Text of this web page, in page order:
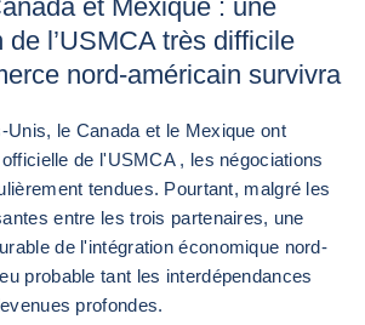
et Mexique : une
de l’USMCA très difficile
nord-américain survivra
Unis, le Canada et le Mexique ont
de l'USMCA , les négociations
tendues. Pourtant, malgré les
entre les trois partenaires, une
de l'intégration économique nord-
probable tant les interdépendances
profondes.